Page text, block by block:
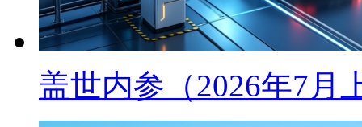
盖世内参（2026年7月